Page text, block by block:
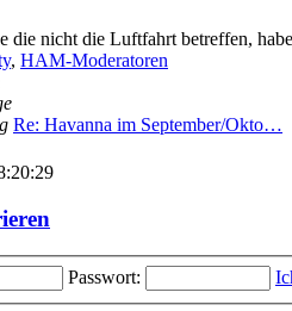
die nicht die Luftfahrt betreffen,
, HAM-Moderatoren
Re: Havanna im September/Okto…
Passwort: